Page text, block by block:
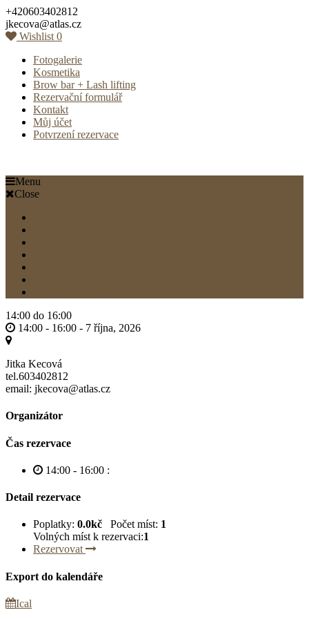
Skip
to
content
+420603402812
jkecova@atlas.cz
Wishlist 0
Fotogalerie
Kosmetika
Brow bar + Lash lifting
Rezervační formulář
Kontakt
Můj účet
Potvrzení rezervace
Menu
Close
14:00 do 16:00
14:00 - 16:00 - 7 října, 2026
Jitka Kecová
tel.603402812
email: jkecova@atlas.cz
Organizátor
Čas rezervace
14:00 - 16:00 :
Detail rezervace
Poplatky: 0.0kč Počet míst: 1
Volných míst k rezervaci:1
Rezervovat
Export do kalendáře
Ical